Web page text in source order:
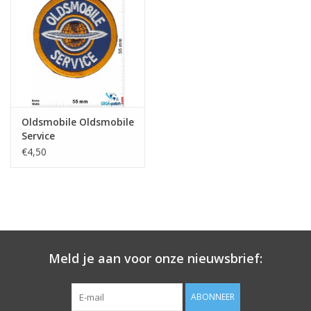
Sleutelhanger
Oldsmobile Oldsmobile
Service
€4,50
Meld je aan voor onze nieuwsbrief:
ABONNEER